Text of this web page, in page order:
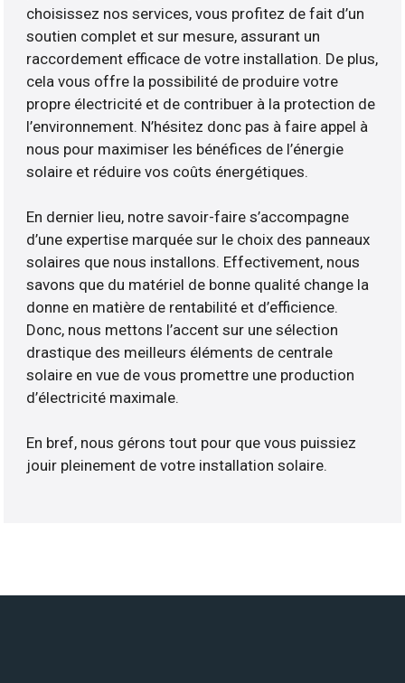
choisissez nos services, vous profitez de fait d’un
soutien complet et sur mesure, assurant un
raccordement efficace de votre installation. De plus,
cela vous offre la possibilité de produire votre
propre électricité et de contribuer à la protection de
l’environnement. N’hésitez donc pas à faire appel à
nous pour maximiser les bénéfices de l’énergie
solaire et réduire vos coûts énergétiques.
En dernier lieu, notre savoir-faire s’accompagne
d’une expertise marquée sur le choix des panneaux
solaires que nous installons. Effectivement, nous
savons que du matériel de bonne qualité change la
donne en matière de rentabilité et d’efficience.
Donc, nous mettons l’accent sur une sélection
drastique des meilleurs éléments de centrale
solaire en vue de vous promettre une production
d’électricité maximale.
En bref, nous gérons tout pour que vous puissiez
jouir pleinement de votre installation solaire.